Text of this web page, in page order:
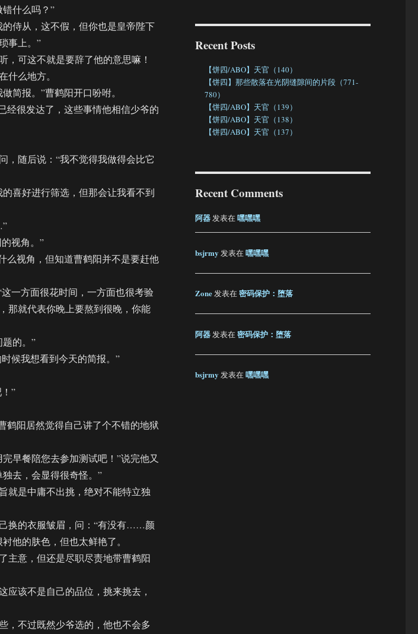
什么吗？”
侍从，这不假，但你也是皇帝陛下
事上。”
可这不就是要辞了他的意思嘛！
什么地方。
报。”曹鹤阳开口吩咐。
很发达了，这些事情他相信少爷的
随后说：“我不觉得我做得会比它
喜好进行筛选，但那会让我看不到
视角。”
视角，但知道曹鹤阳并不是要赶他
一方面很花时间，一方面也很考验
那就代表你晚上要熬到很晚，你能
的。”
候我想看到今天的简报。”
”
阳居然觉得自己讲了个不错的地狱
餐陪您去参加测试吧！”说完他又
去，会显得很奇怪。”
是中庸不出挑，绝对不能特立独
换的衣服皱眉，问：“有没有……颜
他的肤色，但也太鲜艳了。
意，但还是尽职尽责地带曹鹤阳
该不是自己的品位，挑来挑去，
不过既然少爷选的，他也不会多
Recent Posts
【饼四/ABO】天官（140）
【饼四】那些散落在光阴缝隙间的片段（771-
780）
【饼四/ABO】天官（139）
【饼四/ABO】天官（138）
【饼四/ABO】天官（137）
Recent Comments
阿器发表在嘿嘿嘿
bsjrmy 发表在嘿嘿嘿
Zone发表在密码保护：堕落
阿器发表在密码保护：堕落
bsjrmy 发表在嘿嘿嘿